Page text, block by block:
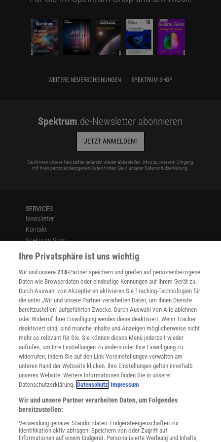
WEITERE NEUERSCHEINUNGEN SPEKTRUM SHOP
Spektrum.de-Newsletter abonnieren
JETZT ANMELDEN!
Sie können unsere Newsletter jederzeit wieder abbestellen. Infos zu unserem Umgang
mit Ihren personenbezogenen Daten finden Sie in unserer Datenschutzerklärung.
SERVICES
Newsletter
Kontakt
Spektrum Shop
Im Handel kaufen
Presse
Verträge kündigen
INFO
Mediadaten
Datenschutz
Nutzungsbedingungen
Cookie-Einstellungen
Utiq verwalten
Nutzungsbasierte Onlinewerbung
Alle Artikel
Impressum
Angebote für Schulen
Angebote für Institutionen
Sprachen lernen mit Gymglish
Lexika
Ihre Privatsphäre ist uns wichtig
Wir und unsere218-Partner speichern und greifen auf personenbezogene
Daten wie Browserdaten oder eindeutige Kennungen auf Ihrem Gerät zu.
Durch Auswahl von Akzeptieren aktivieren Sie Tracking-Technologien für
die unter „Wir und unsere Partner verarbeiten Daten, um Ihnen Dienste
bereitzustellen“ aufgeführten Zwecke. Durch Auswahl von Alle ablehnen
oder Widerruf Ihrer Einwilligung werden diese deaktiviert. Wenn Tracker
deaktiviert sind, sind manche Inhalte und Anzeigen möglicherweise nicht
mehr so relevant für Sie. Sie können dieses Menü jederzeit wieder
aufrufen, um Ihre Einstellungen zu ändern oder Ihre Einwilligung zu
widerrufen, indem Sie auf den Link Voreinstellungen verwalten am
unteren Rand der Webseite klicken. Ihre Einstellungen gelten innerhalb
unseres Website. Weitere Informationen finden Sie in unserer
Datenschutzerklärung. Datenschutz Impressum
Wir und unsere Partner verarbeiten Daten, um Folgendes
bereitzustellen:
Verwendung genauer Standortdaten. Endgeräteeigenschaften zur
Identifikation aktiv abfragen. Speichern von oder Zugriff auf
Informationen auf einem Endgerät. Personalisierte Werbung und Inhalte,